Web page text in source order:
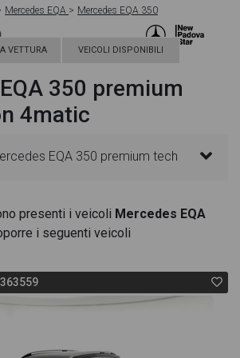
Mercedes EQA Mercedes EQA 350
VETTURA VEICOLI DISPONIBILI
350 premium
4matic
EQA 350 premium tech
un veicolo Mercedes nuovo.
sono dettagliate e sempre
presenti i veicoli Mercedes EQA
i seguenti veicoli